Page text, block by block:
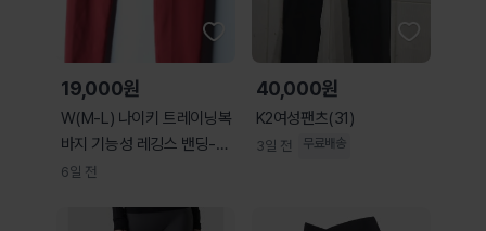
19,000원
W(M-L) 나이키 트레이닝복
바지 기능성 레깅스 밴딩-P1
0673
6일 전
40,000원
K2여성팬츠(31)
3일 전 무료배송